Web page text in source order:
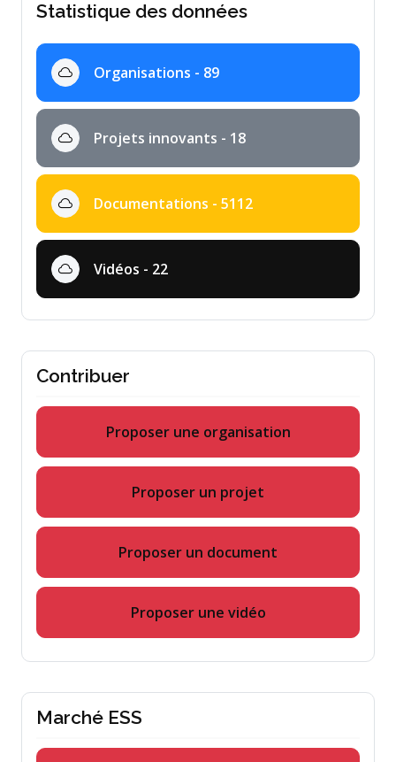
Statistique des données
Organisations - 89
Projets innovants - 18
Documentations - 5112
Vidéos - 22
Contribuer
Proposer une organisation
Proposer un projet
Proposer un document
Proposer une vidéo
Marché ESS